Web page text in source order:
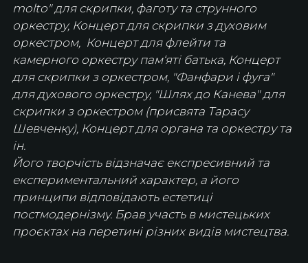
molto" для скрипки, фаготу та струнного
оркестру, Концерт для скрипки з духовим
оркестром,  Концерт для флейти та
камерного оркестру пам‘яті батька, Концерт
для скрипки з оркестром, "Фанфари і фуга"
для духового оркестру, "Шлях до Канева" для
скрипки з оркестром (присвята Тарасу
Шевченку), Концерт для органа та оркестру та
ін.
Його творчість відзначає експресивний та
експериментальний характер, а його
принципи відповідають естетиці
постмодернізму. Брав участь в мистецьких
проєктах на перетині різних видів мистецтва.